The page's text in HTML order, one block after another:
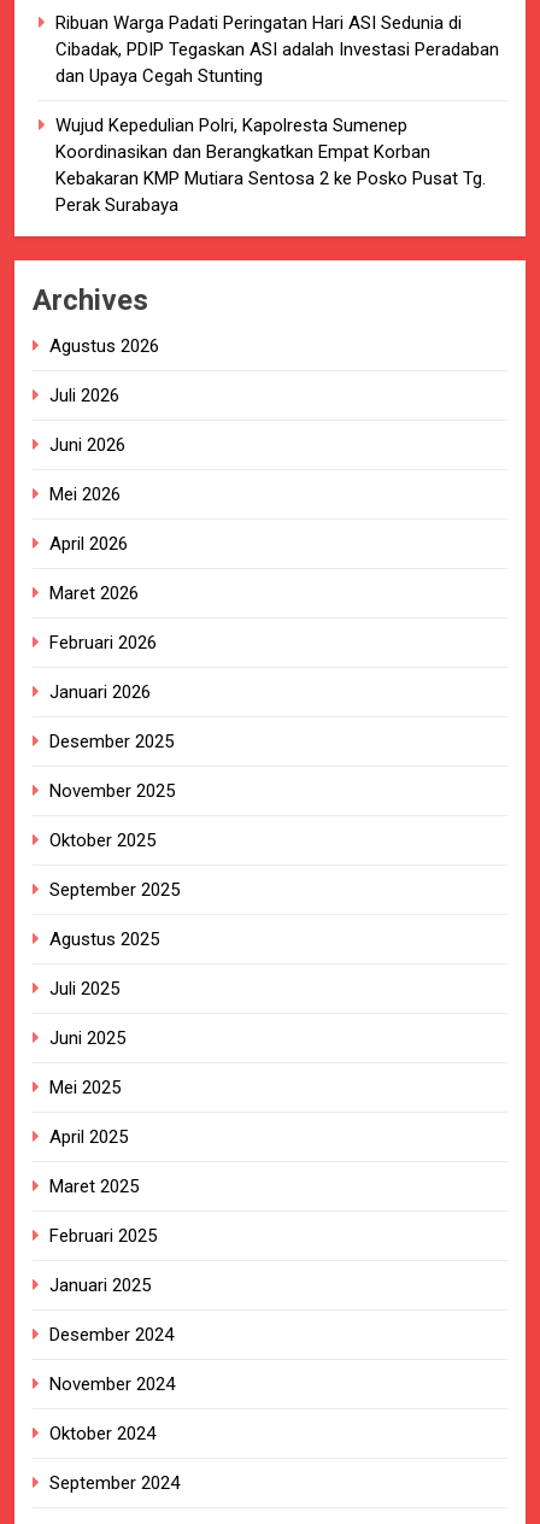
Ribuan Warga Padati Peringatan Hari ASI Sedunia di
Cibadak, PDIP Tegaskan ASI adalah Investasi Peradaban
dan Upaya Cegah Stunting
Wujud Kepedulian Polri, Kapolresta Sumenep
Koordinasikan dan Berangkatkan Empat Korban
Kebakaran KMP Mutiara Sentosa 2 ke Posko Pusat Tg.
Perak Surabaya
Archives
Agustus 2026
Juli 2026
Juni 2026
Mei 2026
April 2026
Maret 2026
Februari 2026
Januari 2026
Desember 2025
November 2025
Oktober 2025
September 2025
Agustus 2025
Juli 2025
Juni 2025
Mei 2025
April 2025
Maret 2025
Februari 2025
Januari 2025
Desember 2024
November 2024
Oktober 2024
September 2024